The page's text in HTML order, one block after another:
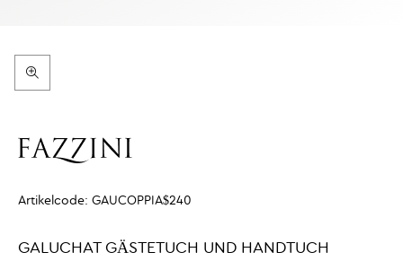
Artikelcode: GAUCOPPIA$240
GALUCHAT GÄSTETUCH UND HANDTUCH